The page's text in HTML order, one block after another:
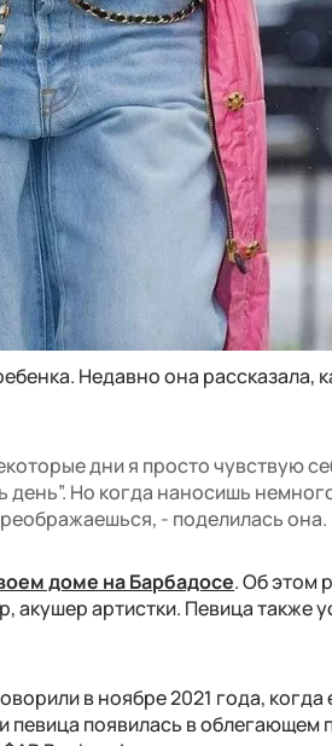
Недавно она рассказала,
дни я просто чувствую
день”. Но когда наносишь
- поделилась она.
доме на Барбадосе. Об этом
акушер артистки. Певица также
в ноябре 2021 года, когда
певица появилась в облегающем